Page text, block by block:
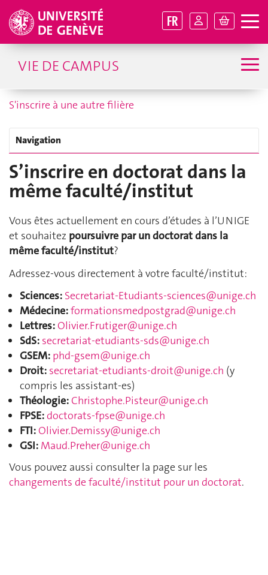
FR
VIE DE CAMPUS
S'inscrire à une autre filière
Navigation
S’inscrire en doctorat dans la
même faculté/institut
Vous êtes actuellement en cours d’études à l’UNIGE
et souhaitez poursuivre par un doctorat dans la
même faculté/institut?
Adressez-vous directement à votre faculté/institut:
Sciences: Secretariat-Etudiants-sciences@unige.ch
Médecine:formationsmedpostgrad@unige.ch
Lettres: Olivier.Frutiger@unige.ch
SdS: secretariat-etudiants-sds@unige.ch
GSEM: phd-gsem@unige.ch
Droit: secretariat-etudiants-droit@unige.ch (y
compris les assistant-es)
Théologie: Christophe.Pisteur@unige.ch
FPSE: doctorats-fpse@unige.ch
FTI: Olivier.Demissy@unige.ch
GSI: Maud.Preher@unige.ch
Vous pouvez aussi consulter la page sur les
changements de faculté/institut pour un doctorat.